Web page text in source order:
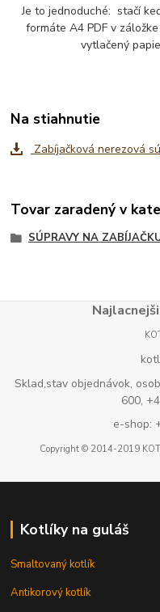
Je to jednoduché: stačí
formáte A4 PDF v
vytlačený
Na stiahnutie
Zabíjačková nerezová
Tovar zaradený v
SÚPRAVY NA
Sklad,stav objednávok,
600,
e-shop:
Copyright © 2014-2019
Kotlíky na guláš
Smaltovaný kotlík
Antikorový kotlík